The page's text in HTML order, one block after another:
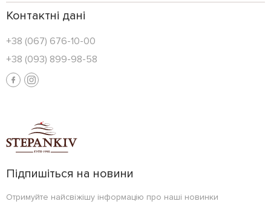
Контактні дані
+38 (067) 676-10-00
+38 (093) 899-98-58
Підпишіться на новини
Отримуйте найсвіжішу інформацію про наші новинки